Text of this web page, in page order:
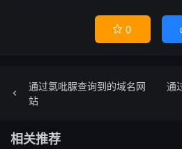
 0
通过氯吡脲查询到的域名网
站
通
相关推荐